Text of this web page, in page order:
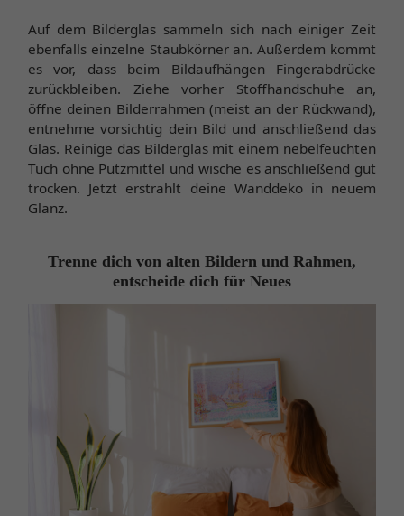
Auf dem Bilderglas sammeln sich nach einiger Zeit
ebenfalls einzelne Staubkörner an. Außerdem kommt
es vor, dass beim Bildaufhängen Fingerabdrücke
zurückbleiben. Ziehe vorher Stoffhandschuhe an,
öffne deinen Bilderrahmen (meist an der Rückwand),
entnehme vorsichtig dein Bild und anschließend das
Glas. Reinige das Bilderglas mit einem nebelfeuchten
Tuch ohne Putzmittel und wische es anschließend gut
trocken. Jetzt erstrahlt deine Wanddeko in neuem
Glanz.
Trenne dich von alten Bildern und Rahmen,
entscheide dich für Neues